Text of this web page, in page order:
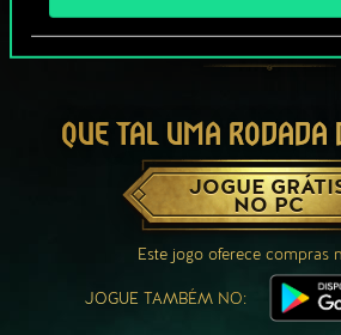
QUE TAL UMA RODADA
JOGUE
NO PC
Este jogo oferece compras
JOGUE TAMBÉM NO: